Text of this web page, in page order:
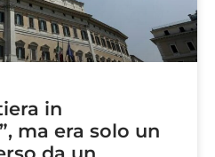
in
ma era solo un